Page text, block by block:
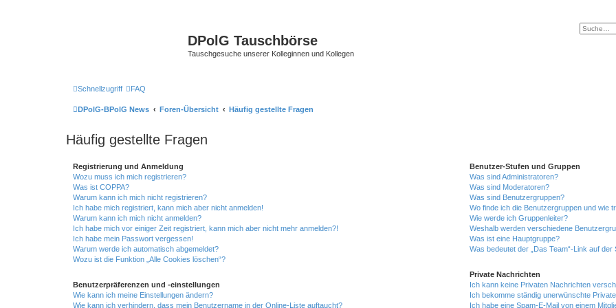
DPolG Tauschbörse
Tauschgesuche unserer Kolleginnen und Kollegen
Schnellzugriff FAQ
DPolG-BPolG News Foren-Übersicht Häufig gestellte Fragen
Häufig gestellte Fragen
Registrierung und Anmeldung
Wozu muss ich mich registrieren?
Was ist COPPA?
Warum kann ich mich nicht registrieren?
Ich habe mich registriert, kann mich aber nicht anmelden!
Warum kann ich mich nicht anmelden?
Ich habe mich vor einiger Zeit registriert, kann mich aber nicht mehr anmelden?!
Ich habe mein Passwort vergessen!
Warum werde ich automatisch abgemeldet?
Wozu ist die Funktion „Alle Cookies löschen“?
Benutzerpräferenzen und -einstellungen
Wie kann ich meine Einstellungen ändern?
Wie kann ich verhindern, dass mein Benutzername in der Online-Liste auftaucht?
Benutzer-Stufen und Gruppen
Was sind Administratoren?
Was sind Moderatoren?
Was sind Benutzergruppen?
Wo finde ich die Benutzergruppen und wie
Wie werde ich Gruppenleiter?
Weshalb werden verschiedene
Was ist eine Hauptgruppe?
Was bedeutet der „Das Team“-Link auf der
Private Nachrichten
Ich kann keine Privaten Nachrichten
Ich bekomme ständig unerwünschte
Ich habe eine Spam-E-Mail von einem